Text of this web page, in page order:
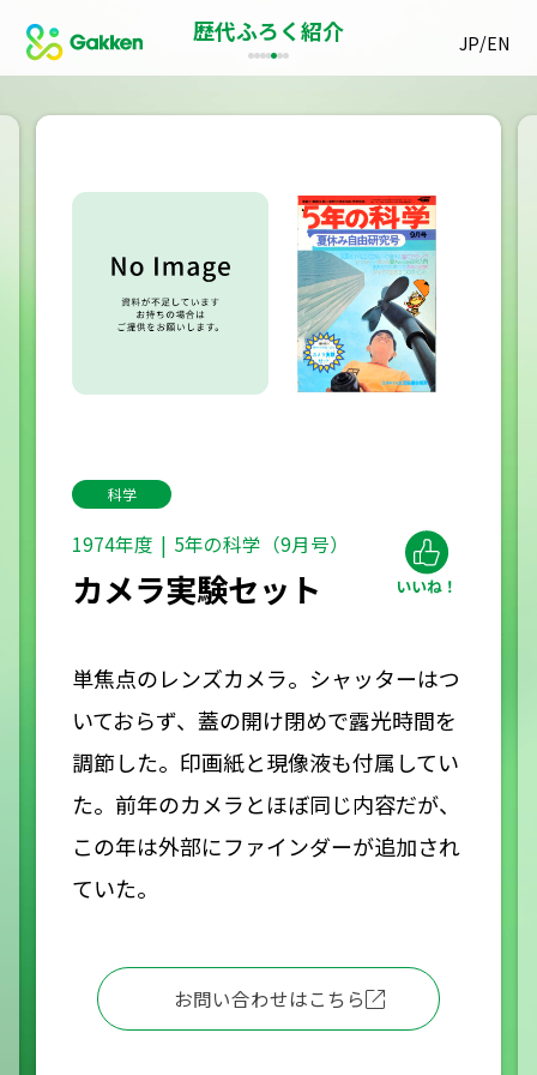
JP/EN
歴代ふろく紹介
科学
1974年度 5年の科学（9月号）
カメラ実験セット
単焦点のレンズカメラ。シャッターはつ
いておらず、蓋の開け閉めで露光時間を
調節した。印画紙と現像液も付属してい
た。前年のカメラとほぼ同じ内容だが、
この年は外部にファインダーが追加され
ていた。
お問い合わせはこちら